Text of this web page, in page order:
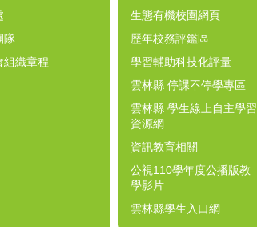
隊
組織章程
生態有機校園網頁
歷年校務評鑑區
學習輔助科技化評量
雲林縣 停課不停學專區
雲林縣 學生線上自主學習
資源網
資訊教育相關
公視110學年度公播版教
學影片
雲林縣學生入口網